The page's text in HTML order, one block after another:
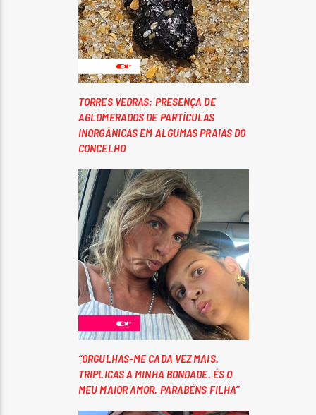
TORRES VEDRAS: PRESENÇA DE
AGLOMERADOS DE PARTÍCULAS
INORGÂNICAS EM ALGUMAS PRAIAS DO
CONCELHO
“ORGULHAS-ME CADA VEZ MAIS.
TRIPLICAS A MINHA BONDADE. ÉS O
MEU MAIOR AMOR. PARABÉNS FILHA”